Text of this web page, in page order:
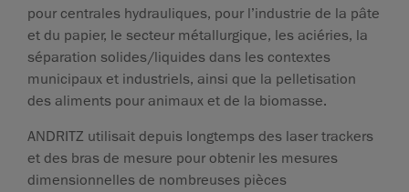
pour centrales hydrauliques, pour l’industrie de la pâte
et du papier, le secteur métallurgique, les aciéries, la
séparation solides/liquides dans les contextes
municipaux et industriels, ainsi que la pelletisation
des aliments pour animaux et de la biomasse.
ANDRITZ utilisait depuis longtemps des laser trackers
et des bras de mesure pour obtenir les mesures
dimensionnelles de nombreuses pièces